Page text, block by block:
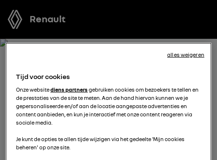
Renault
ONTVANG GRATIS JOUW
OFFERTE VOOR MASTER
We staan tot je beschikking om je de meest voordelige
offerte voor te stellen, met financieringsmogelijkheden
aangepast aan jouw situatie en met nuttig advies voor
Tijd voor cookies
Onze websitediens partnersgebruiken cookies om bezoekers te tellen en
de prestaties van de site te meten. Aan de hand hiervan kunnen we je
gepersonaliseerde en/of aan de locatie aangepaste advertenties en
content aanbieden, en kun je interactief met onze content reageren via
sociale media.
Je kunt de opties te allen tijde wijzigen via het gedeelte 'Mijn cookies
beheren' op onze site.
alles weigeren